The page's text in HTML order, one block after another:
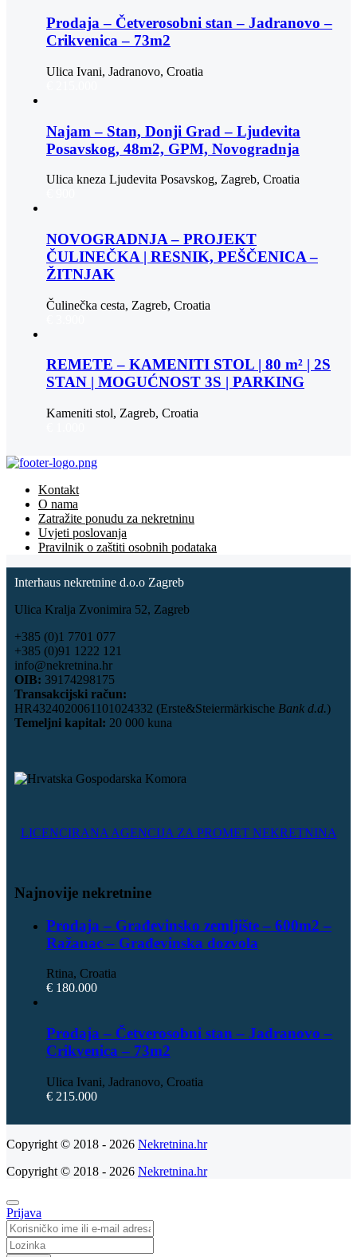
Prodaja – Četverosobni stan – Jadranovo –
Crikvenica – 73m2
Ulica Ivani, Jadranovo, Croatia
Najam – Stan, Donji Grad – Ljudevita
Posavskog, 48m2, GPM, Novogradnja
Ulica kneza Ljudevita Posavskog, Zagreb, Croatia
NOVOGRADNJA – PROJEKT
ČULINEČKA | RESNIK, PEŠČENICA –
ŽITNJAK
Čulinečka cesta, Zagreb, Croatia
REMETE – KAMENITI STOL | 80 m² | 2S
STAN | MOGUĆNOST 3S | PARKING
Kameniti stol, Zagreb, Croatia
Kontakt
O nama
Zatražite ponudu za nekretninu
Uvjeti poslovanja
Pravilnik o zaštiti osobnih podataka
Interhaus nekretnine d.o.o Zagreb
Ulica Kralja Zvonimira 52, Zagreb
+385 (0)1 7701 077
+385 (0)91 1222 121
info@nekretnina.hr
OIB: 39174298175
Transakcijski račun:
HR4324020061101024332 (Erste&Steiermärkische Bank d.d.)
Temeljni kapital: 20 000 kuna
LICENCIRANA AGENCIJA ZA PROMET NEKRETNINA
Najnovije nekretnine
Prodaja – Građevinsko zemljište – 600m2 –
Ražanac – Građevinska dozvola
Rtina, Croatia
€ 180.000
Prodaja – Četverosobni stan – Jadranovo –
Crikvenica – 73m2
Ulica Ivani, Jadranovo, Croatia
€ 215.000
Copyright © 2018 - 2026 Nekretnina.hr
Copyright © 2018 - 2026 Nekretnina.hr
Prijava